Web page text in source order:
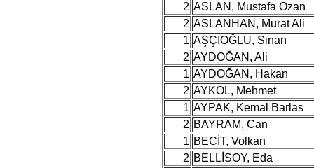
2 ASLAN, Mustafa Ozan
2 ASLANHAN, Murat Ali
1 AŞÇIOĞLU, Sinan
2 AYDOĞAN, Ali
1 AYDOĞAN, Hakan
2 AYKOL, Mehmet
1 AYPAK, Kemal Barlas
2 BAYRAM, Can
1 BECİT, Volkan
2 BELLİSOY, Eda